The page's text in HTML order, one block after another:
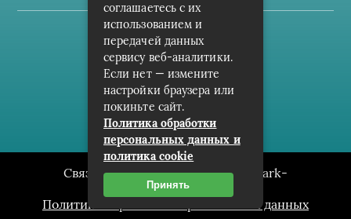
(c) cpark-avto.ru
Карта сайта
О проекте
Архив
Связаться с редакцией сайта: cpark-
avto.ru@mailwebsite.ru
Политика обработки персональных данных
соглашаетесь с их
использованием и
передачей данных
сервису веб-аналитики.
Если нет — измените
настройки браузера или
покиньте сайт.
Политика обработки
персональных данных и
политика cookie
Принять